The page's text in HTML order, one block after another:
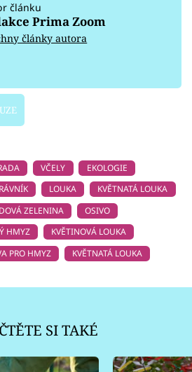
článku
Prima Zoom
články autora
VČELY
EKOLOGIE
LOUKA
KVĚTNATÁ LOUKA
ZELENINA
OSIVO
HMYZ
KVĚTINOVÁ LOUKA
PRO HMYZ KVĚTNATÁ LOUKA
SI TAKÉ